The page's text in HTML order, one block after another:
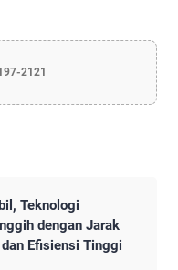
2121
Teknologi
dengan Jarak
Efisiensi Tinggi